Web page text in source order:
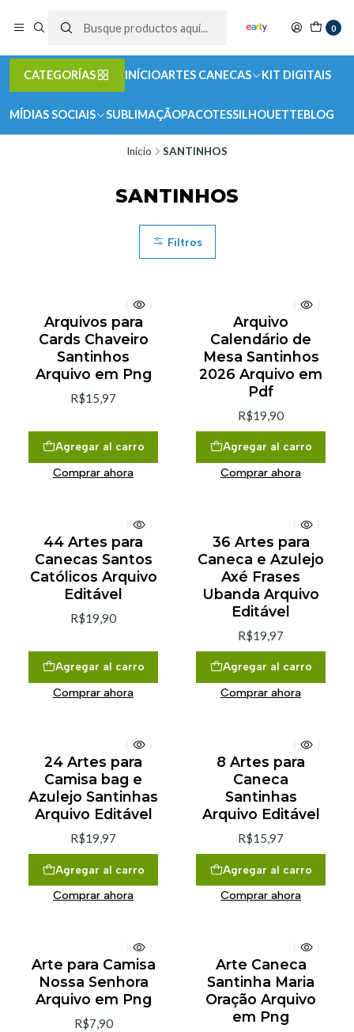
0
CATEGORÍAS INÍCIOARTES CANECAS KIT DIGITAIS
MÍDIAS SOCIAIS SUBLIMAÇÃOPACOTESSILHOUETTEBLOG
Inicio SANTINHOS
SANTINHOS
Filtros
Arquivos para
Cards Chaveiro
Santinhos
Arquivo em Png
R$15,97
Agregar al carro
Comprar ahora
Arquivo
Calendário de
Mesa Santinhos
2026 Arquivo em
Pdf
R$19,90
Agregar al carro
Comprar ahora
44 Artes para
Canecas Santos
Católicos Arquivo
Editável
R$19,90
Agregar al carro
Comprar ahora
36 Artes para
Caneca e Azulejo
Axé Frases
Ubanda Arquivo
Editável
R$19,97
Agregar al carro
Comprar ahora
24 Artes para
Camisa bag e
Azulejo Santinhas
Arquivo Editável
R$19,97
Agregar al carro
Comprar ahora
8 Artes para
Caneca
Santinhas
Arquivo Editável
R$15,97
Agregar al carro
Comprar ahora
Arte para Camisa
Nossa Senhora
Arquivo em Png
R$7,90
Arte Caneca
Santinha Maria
Oração Arquivo
em Png